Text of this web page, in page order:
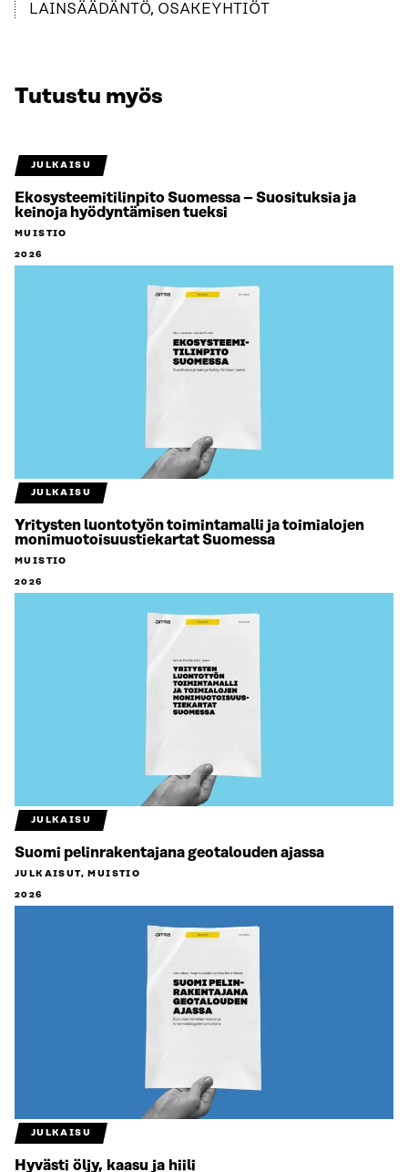
LAINSÄÄDÄNTÖ, OSAKEYHTIÖT
Tutustu myös
JULKAISU
Ekosysteemitilinpito Suomessa – Suosituksia ja
keinoja hyödyntämisen tueksi
MUISTIO
2026
JULKAISU
Yritysten luontotyön toimintamalli ja toimialojen
monimuotoisuustiekartat Suomessa
MUISTIO
2026
JULKAISU
Suomi pelinrakentajana geotalouden ajassa
JULKAISUT, MUISTIO
2026
JULKAISU
Hyvästi öljy, kaasu ja hiili